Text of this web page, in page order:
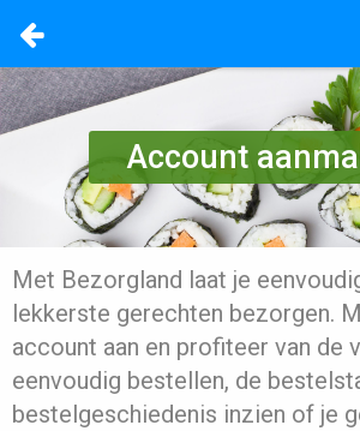
Account
Met Bezorgland laat je
lekkerste gerechten bezorgen.
account aan en profiteer van de
eenvoudig bestellen, de
bestelgeschiedenis inzien of je